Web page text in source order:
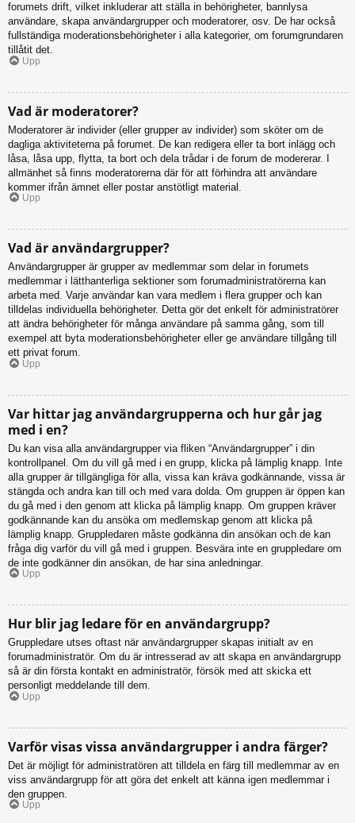
forumets drift, vilket inkluderar att ställa in behörigheter, bannlysa
användare, skapa användargrupper och moderatorer, osv. De har också
fullständiga moderationsbehörigheter i alla kategorier, om forumgrundaren
tillåtit det.
Upp
Vad är moderatorer?
Moderatorer är individer (eller grupper av individer) som sköter om de
dagliga aktiviteterna på forumet. De kan redigera eller ta bort inlägg och
låsa, låsa upp, flytta, ta bort och dela trådar i de forum de modererar. I
allmänhet så finns moderatorerna där för att förhindra att användare
kommer ifrån ämnet eller postar anstötligt material.
Upp
Vad är användargrupper?
Användargrupper är grupper av medlemmar som delar in forumets
medlemmar i lätthanterliga sektioner som forumadministratörerna kan
arbeta med. Varje användar kan vara medlem i flera grupper och kan
tilldelas individuella behörigheter. Detta gör det enkelt för administratörer
att ändra behörigheter för många användare på samma gång, som till
exempel att byta moderationsbehörigheter eller ge användare tillgång till
ett privat forum.
Upp
Var hittar jag användargrupperna och hur går jag
med i en?
Du kan visa alla användargrupper via fliken “Användargrupper” i din
kontrollpanel. Om du vill gå med i en grupp, klicka på lämplig knapp. Inte
alla grupper är tillgängliga för alla, vissa kan kräva godkännande, vissa är
stängda och andra kan till och med vara dolda. Om gruppen är öppen kan
du gå med i den genom att klicka på lämplig knapp. Om gruppen kräver
godkännande kan du ansöka om medlemskap genom att klicka på
lämplig knapp. Gruppledaren måste godkänna din ansökan och de kan
fråga dig varför du vill gå med i gruppen. Besvära inte en gruppledare om
de inte godkänner din ansökan, de har sina anledningar.
Upp
Hur blir jag ledare för en användargrupp?
Gruppledare utses oftast när användargrupper skapas initialt av en
forumadministratör. Om du är intresserad av att skapa en användargrupp
så är din första kontakt en administratör, försök med att skicka ett
personligt meddelande till dem.
Upp
Varför visas vissa användargrupper i andra färger?
Det är möjligt för administratören att tilldela en färg till medlemmar av en
viss användargrupp för att göra det enkelt att känna igen medlemmar i
den gruppen.
Upp